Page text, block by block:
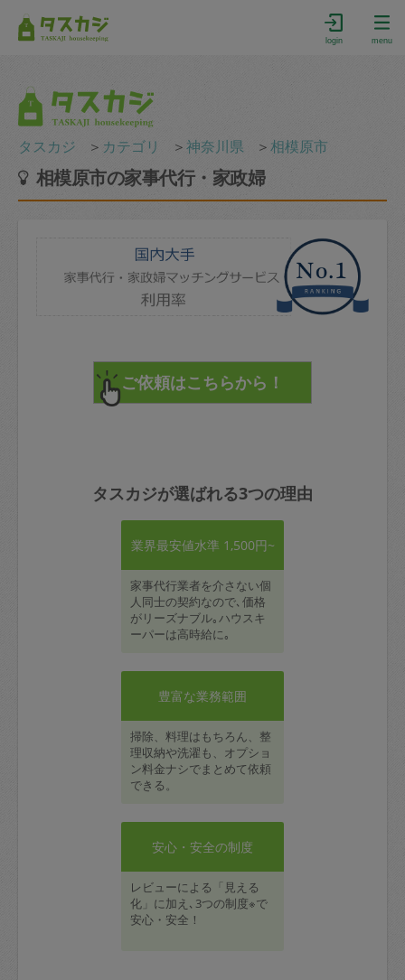
login menu
タスカジ ＞ カテゴリ ＞神奈川県 ＞相模原市
相模原市の家事代行・家政婦
タスカジが選ばれる3つの理由
業界最安値水準 1,500円~
家事代行業者を介さない個
人同士の契約なので､価格
がリーズナブル｡ハウスキ
ーパーは高時給に｡
豊富な業務範囲
掃除、料理はもちろん、整
理収納や洗濯も、オプショ
ン料金ナシでまとめて依頼
できる。
安心・安全の制度
レビューによる「見える
化」に加え､3つの制度※で
安心・安全！